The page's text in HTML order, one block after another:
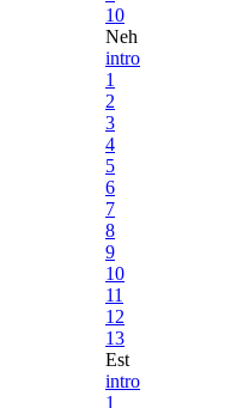
10
Neh
intro
1
2
3
4
5
6
7
8
9
10
11
12
13
Est
intro
1